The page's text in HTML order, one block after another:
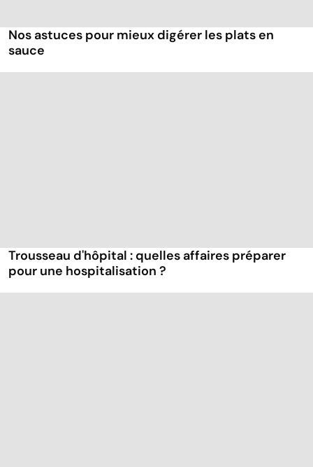
Nos astuces pour mieux digérer les plats en
sauce
Trousseau d'hôpital : quelles affaires préparer
pour une hospitalisation ?